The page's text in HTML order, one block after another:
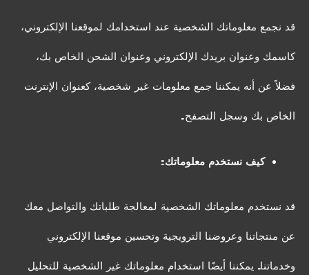
قد نجمع معلوماتك الشخصية عند استخدامك لموقعنا الإلكتروني،
كاسمك وعنوان بريدك الإلكتروني وعنوان الشحن الخاص بك،
فضلاً عن أنه يمكننا جمع معلومات غير شخصية، كعنوان الإنترنت
الخاص بك وسجل التصفح.
كيف نستخدم معلوماتك:
قد نستخدم معلوماتك الشخصية لمعالجة طلباتك والتواصل معك
عن منتجاتنا وعروضنا الترويجية وتحسين موقعنا الإلكتروني
وخدماتنا. يمكننا أيضًا استخدام معلوماتك غير الشخصية للتحليل